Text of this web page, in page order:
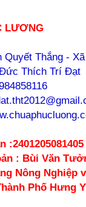
LƯƠNG
Thắng -
Thích Trí Đạt
:2401205081405
: Bùi Văn
Nông Nghiệp
Phố Hưng